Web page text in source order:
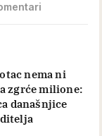
nema ni
zgrće milione:
današnjice